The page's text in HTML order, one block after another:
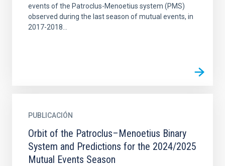
events of the Patroclus-Menoetius system (PMS)
observed during the last season of mutual events, in
2017-2018...
PUBLICACIÓN
Orbit of the Patroclus–Menoetius Binary
System and Predictions for the 2024/2025
Mutual Events Season